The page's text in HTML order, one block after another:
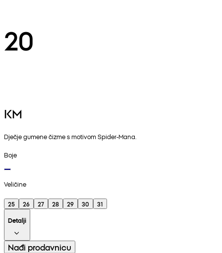
20
KM
Dječje gumene čizme s motivom Spider-Mana.
Boje
Veličine
25 26 27 28 29 30
31
Detalji
Nađi prodavnicu